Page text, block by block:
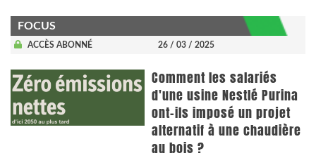
FOCUS
ACCÈS ABONNÉ 26 / 03 / 2025
Comment les salariés
d'une usine Nestlé Purina
ont-ils imposé un projet
alternatif à une chaudière
au bois ?